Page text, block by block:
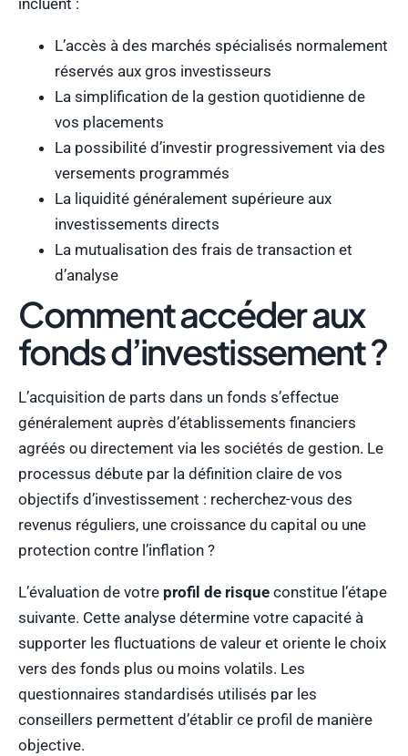
incluent :
L’accès à des marchés spécialisés normalement
réservés aux gros investisseurs
La simplification de la gestion quotidienne de
vos placements
La possibilité d’investir progressivement via des
versements programmés
La liquidité généralement supérieure aux
investissements directs
La mutualisation des frais de transaction et
d’analyse
Comment accéder aux
fonds d’investissement ?
L’acquisition de parts dans un fonds s’effectue
généralement auprès d’établissements financiers
agréés ou directement via les sociétés de gestion. Le
processus débute par la définition claire de vos
objectifs d’investissement : recherchez-vous des
revenus réguliers, une croissance du capital ou une
protection contre l’inflation ?
L’évaluation de votre profil de risque constitue l’étape
suivante. Cette analyse détermine votre capacité à
supporter les fluctuations de valeur et oriente le choix
vers des fonds plus ou moins volatils. Les
questionnaires standardisés utilisés par les
conseillers permettent d’établir ce profil de manière
objective.